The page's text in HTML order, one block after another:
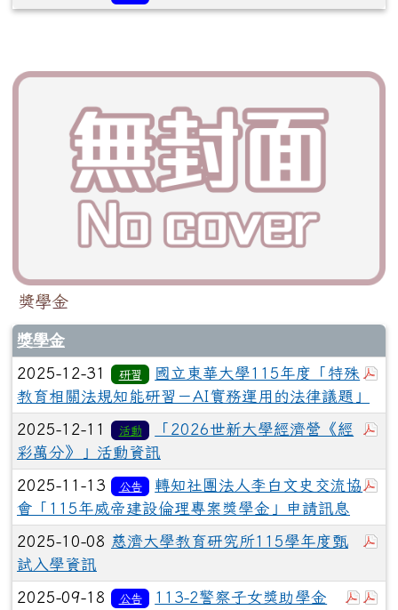
獎學金
獎學金
2025-12-31 研習
國立東華大學115年度「特殊
教育相關法規知能研習－AI實務運用的法律議題」
2025-12-11 活動
「2026世新大學經濟營《經
彩萬分》」活動資訊
2025-11-13 公告
轉知社團法人李白文史交流協
會「115年威帝建設倫理專案獎學金」申請訊息
2025-10-08 慈濟大學教育研究所115學年度甄
試入學資訊
於
2025-09-18 公告 113-2警察子女獎助學金